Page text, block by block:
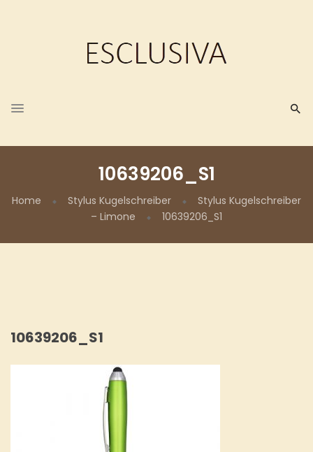
10639206_S1
Home Stylus Kugelschreiber
Stylus Kugelschreiber
– Limone
10639206_S1
10639206_S1